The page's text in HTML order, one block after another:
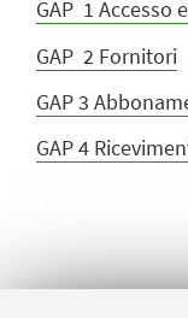
GAP 1 Accesso
GAP 2 Fornitori
GAP 3
GAP 4